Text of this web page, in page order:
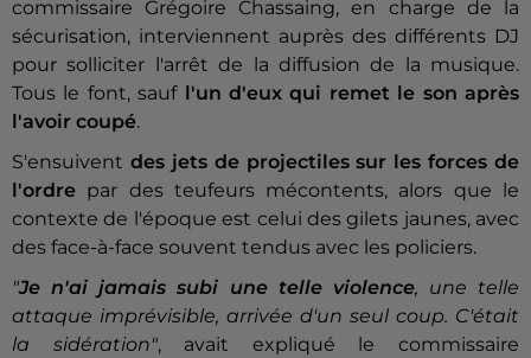
commissaire Grégoire Chassaing, en charge de la
sécurisation, interviennent auprès des différents DJ
pour solliciter l'arrêt de la diffusion de la musique.
Tous le font, sauf
l'un d'eux qui remet le son après
l'avoir coupé.
S'ensuivent des jets de projectiles sur les forces de
l'ordre par des teufeurs mécontents, alors que le
contexte de l'époque est celui des gilets jaunes, avec
des face-à-face souvent tendus avec les policiers.
"Je n'ai jamais subi une telle violence, une telle
attaque imprévisible, arrivée d'un seul coup. C'était
la sidération", avait expliqué le commissaire